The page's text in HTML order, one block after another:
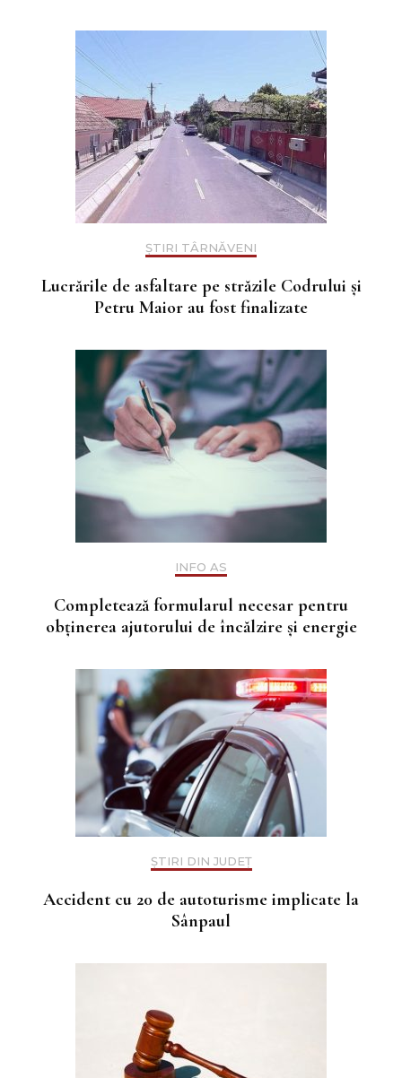
ȘTIRI TÂRNĂVENI
Lucrările de asfaltare pe străzile Codrului și
Petru Maior au fost finalizate
INFO AS
Completează formularul necesar pentru
obținerea ajutorului de încălzire și energie
ȘTIRI DIN JUDEȚ
Accident cu 20 de autoturisme implicate la
Sânpaul